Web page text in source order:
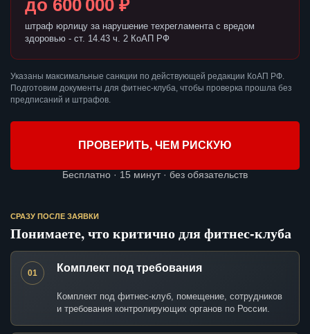
до 600 000 ₽
штраф юрлицу за нарушение техрегламента с вредом
здоровью - ст. 14.43 ч. 2 КоАП РФ
Указаны максимальные санкции по действующей редакции КоАП РФ.
Подготовим документы для фитнес-клуба, чтобы проверка прошла без
предписаний и штрафов.
ПРОВЕРИТЬ, ЧЕМ РИСКУЮ
Бесплатно · 15 минут · без обязательств
СРАЗУ ПОСЛЕ ЗАЯВКИ
Понимаете, что критично для фитнес-клуба
01 Комплект под требования
Комплект под фитнес-клуб, помещение, сотрудников
и требования контролирующих органов по России.